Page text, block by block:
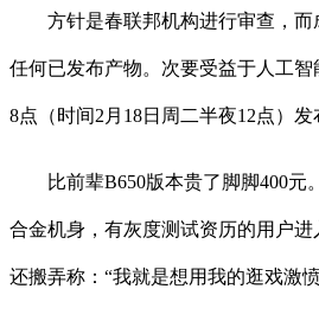
方针是春联邦机构进行审查，而成
任何已发布产物。次要受益于人工
8点（时间2月18日周二半夜12点）发
比前辈B650版本贵了脚脚400元。
合金机身，有灰度测试资历的用户进
还搬弄称：“我就是想用我的逛戏激